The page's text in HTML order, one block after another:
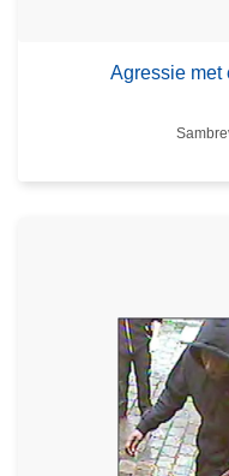
Agressie met
Plaats